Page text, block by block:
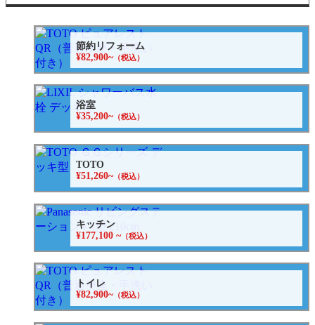
節約リフォーム
¥82,900~（税込）
浴室
¥35,200~（税込）
TOTO
¥51,260~（税込）
キッチン
¥177,100 ~（税込）
トイレ
¥82,900~（税込）